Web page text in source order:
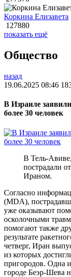
Коркина Елизавета
127880
показать ещё
Общество
назад
19.06.2025 08:46
В Израиле
более 30 человек
В Тель-
пострадали
Ираном.
Согласно
(MDA),
уже оказывают
осколочными
помогают также
результате
четверг, Иран
из которых
пригородов. Одна
городе Беэр-Шева